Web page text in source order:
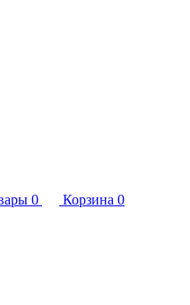
0 Корзина 0